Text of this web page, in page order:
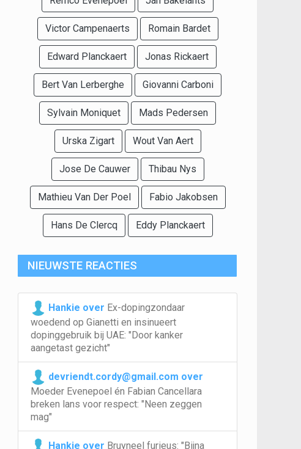
Victor Campenaerts Romain Bardet
Edward Planckaert Jonas Rickaert
Bert Van Lerberghe Giovanni Carboni
Sylvain Moniquet Mads Pedersen
Urska Zigart Wout Van Aert
Jose De Cauwer Thibau Nys
Mathieu Van Der Poel Fabio Jakobsen
Hans De Clercq Eddy Planckaert
NIEUWSTE REACTIES
Hankie over Ex-dopingzondaar
woedend op Gianetti en insinueert
dopinggebruik bij UAE: "Door kanker
aangetast gezicht"
devriendt.cordy@gmail.com over
Moeder Evenepoel én Fabian Cancellara
breken lans voor respect: "Neen zeggen
mag"
Hankie over Bruyneel furieus: "Bijna